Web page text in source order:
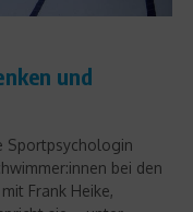
und
Sportpsychologin
bei den
Frank Heike,